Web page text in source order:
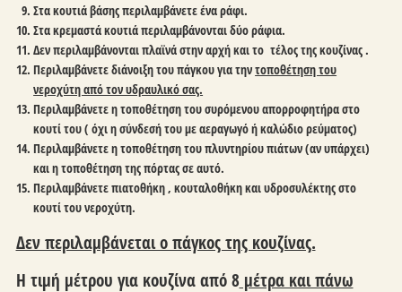
Στα κουτιά βάσης περιλαμβάνετε ένα ράφι.
Στα κρεμαστά κουτιά περιλαμβάνονται δύο ράφια.
Δεν περιλαμβάνονται πλαϊνά στην αρχή και το τέλος της κουζίνας .
Περιλαμβάνετε διάνοιξη του πάγκου για τηντοποθέτηση του
νεροχύτη από τον υδραυλικό σας.
Περιλαμβάνετε η τοποθέτηση του συρόμενου απορροφητήρα στο
κουτί του ( όχι η σύνδεσή του με αεραγωγό ή καλώδιο ρεύματος)
Περιλαμβάνετε η τοποθέτηση του πλυντηρίου πιάτων (αν υπάρχει)
και η τοποθέτηση της πόρτας σε αυτό.
Περιλαμβάνετε πιατοθήκη , κουταλοθήκη και υδροσυλέκτης στο
κουτί του νεροχύτη.
Δεν περιλαμβάνεται ο πάγκος της κουζίνας.
Η τιμή μέτρου για κουζίνα από8 μέτρα και πάνω